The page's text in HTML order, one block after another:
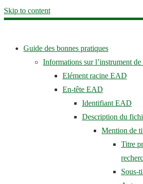
Skip to content
Guide des bonnes pratiques
Informations sur l’instrument de
Elément racine EAD
En-tête EAD
Identifiant EAD
Description du
Mention de
Titre
Sous-